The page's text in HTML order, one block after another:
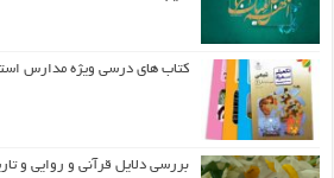
کتاب های درسی ویژه مدارس
بررسی دلایل قرآنی و روایی و